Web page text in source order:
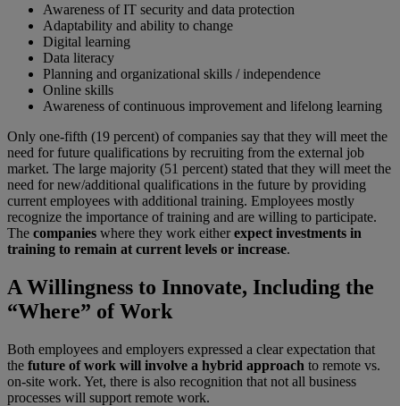
Awareness of IT security and data protection
Adaptability and ability to change
Digital learning
Data literacy
Planning and organizational skills / independence
Online skills
Awareness of continuous improvement and lifelong learning
Only one-fifth (19 percent) of companies say that they will meet the
need for future qualifications by recruiting from the external job
market. The large majority (51 percent) stated that they will meet the
need for new/additional qualifications in the future by providing
current employees with additional training. Employees mostly
recognize the importance of training and are willing to participate.
The companies where they work eitherexpect investments in
training to remain at current levels or increase.
A Willingness to Innovate, Including the
“Where” of Work
Both employees and employers expressed a clear expectation that
the future of work will involve a hybrid approach to remote vs.
on-site work. Yet, there is also recognition that not all business
processes will support remote work.